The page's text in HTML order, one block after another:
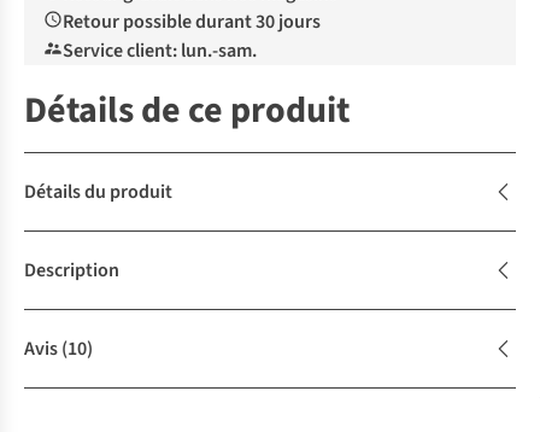
Retour possible durant 30 jours
Service client: lun.-sam.
Détails de ce produit
Détails du produit
Description
Avis(10)